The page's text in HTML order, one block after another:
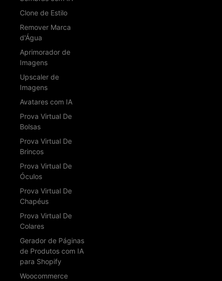
Clone de Estilo
Remover Marca
d'Água
Aprimorador de
Imagens
Upscaler de
Imagens
Avatares com IA
Prova Virtual De
Bolsas
Prova Virtual De
Brincos
Prova Virtual De
Óculos
Prova Virtual De
Chapéus
Prova Virtual De
Colares
Gerador de Páginas
de Produtos com IA
para Shopify
Woocommerce